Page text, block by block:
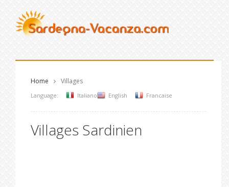
Home Villages
Language: Italiano English Francaise
Villages Sardinien